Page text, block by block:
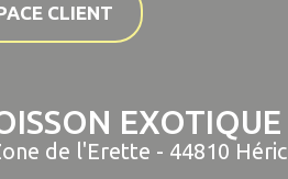
CLIENT
EXOTIQUE
de l'Erette - 44810 Héric